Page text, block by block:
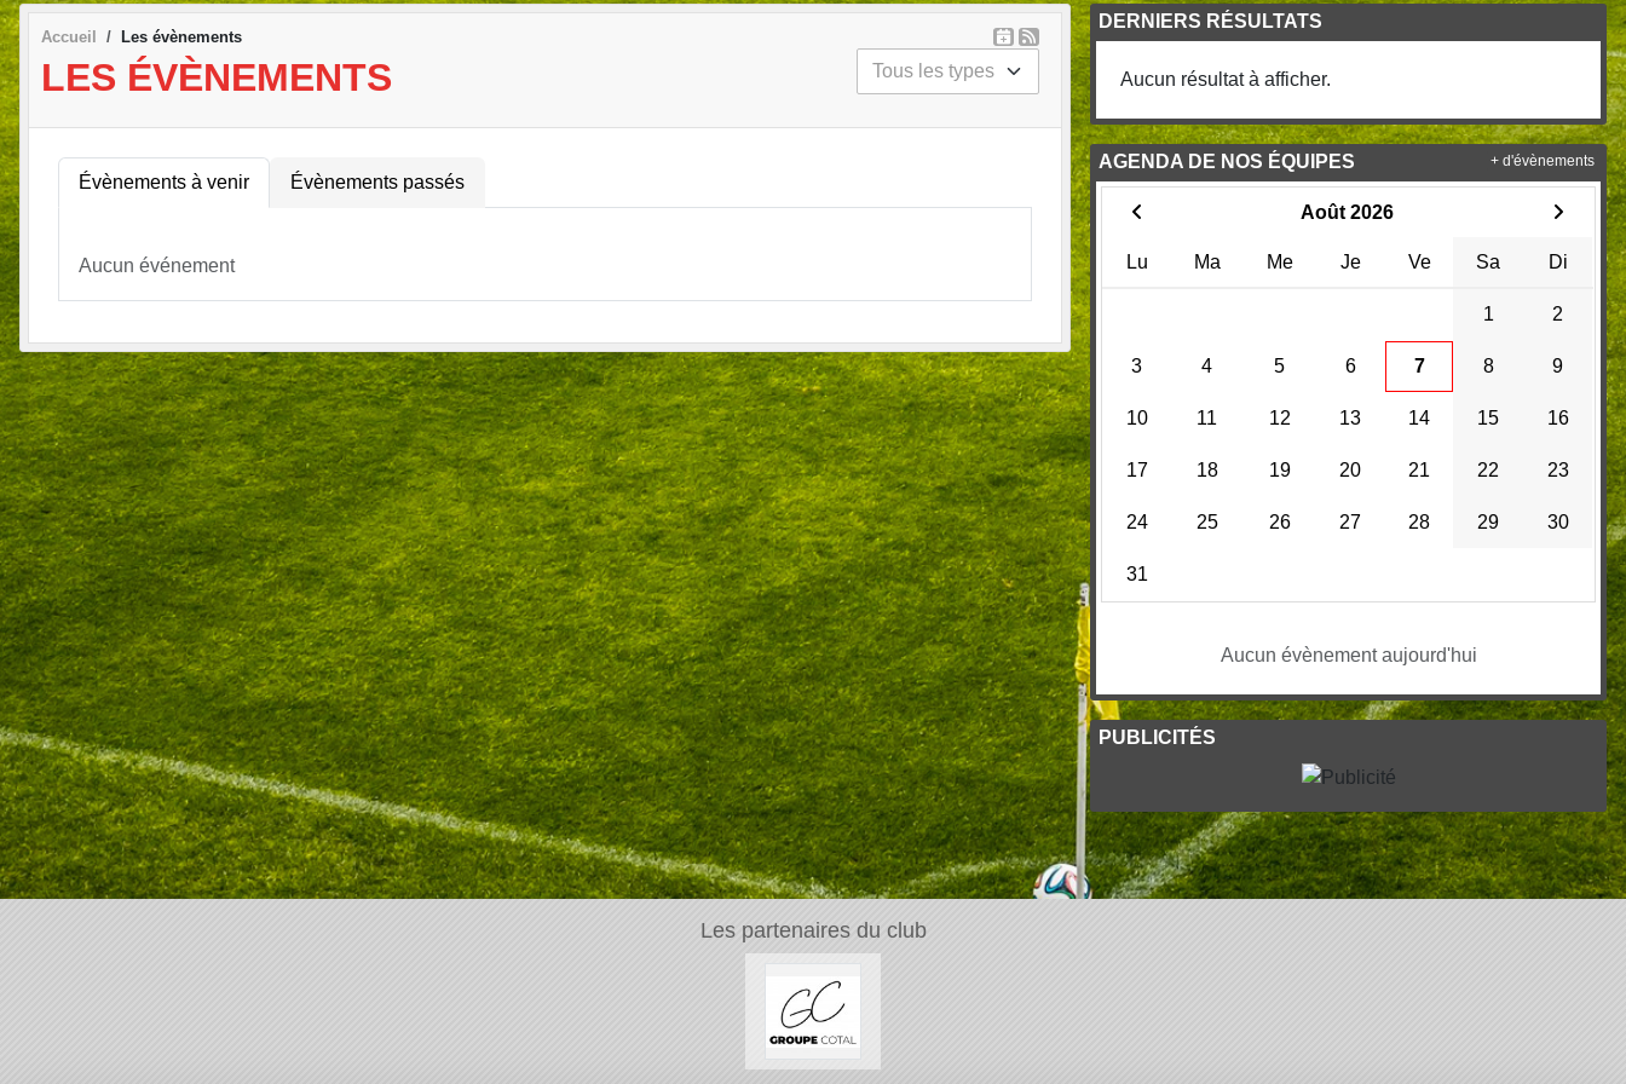
Accueil Les évènements
LES ÉVÈNEMENTS
Évènements à venir Évènements passés
Aucun événement
DERNIERS RÉSULTATS
Aucun résultat à afficher.
AGENDA DE NOS ÉQUIPES
Août 2026
Lu Ma Me Je Ve Sa Di
1 2
3 4 5 6 7 8 9
10 11 12 13 14 15 16
17 18 19 20 21 22 23
24 25 26 27 28 29 30
31
Aucun évènement aujourd'hui
+ d'évènements
PUBLICITÉS
Les partenaires du club